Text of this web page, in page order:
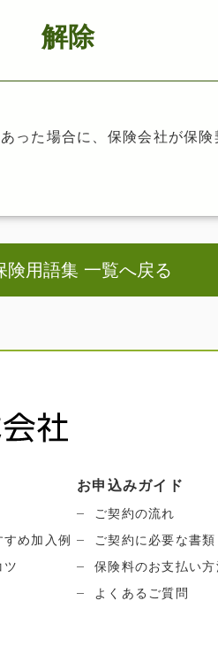
解除
った場合に、保険会社が保
険用語集 一覧へ戻る
め加入例
ツ
お申込みガイド
ご契約の流れ
ご契約に必要な書類
保険料のお支払い方
よくあるご質問